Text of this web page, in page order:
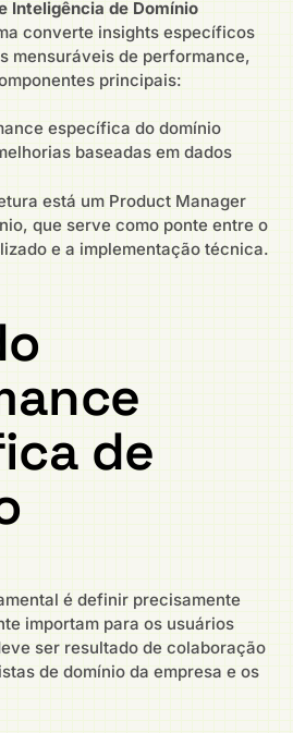
Inteligência de Domínio
converte insights específicos
mensuráveis de performance,
principais:
específica do domínio
baseadas em dados
está um Product Manager
que serve como ponte entre o
e a implementação técnica.
de
é definir precisamente
importam para os usuários
ser resultado de colaboração
de domínio da empresa e os